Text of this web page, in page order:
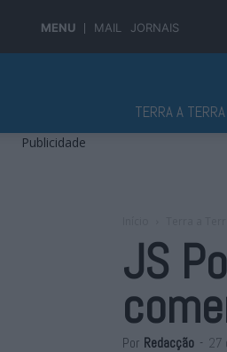
MENU MAIL JORNAIS
TERRA A TERRA
Publicidade
JS
Por Redacção - 27